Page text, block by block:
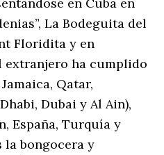
La Bodeguita del
Floridita y en
extranjero ha cumplido
Qatar,
Dubai y Al Ain),
España, Turquía y
la bongocera y